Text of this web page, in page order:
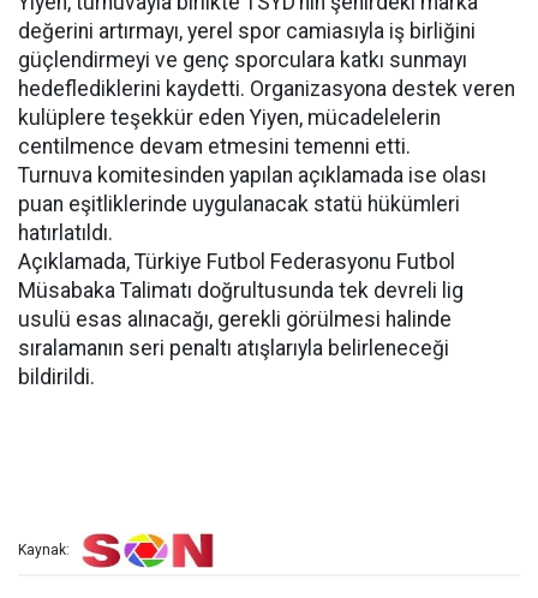
değerini artırmayı, yerel spor camiasıyla iş birliğini
güçlendirmeyi ve genç sporculara katkı sunmayı
hedeflediklerini kaydetti. Organizasyona destek veren
kulüplere teşekkür eden Yiyen, mücadelelerin
centilmence devam etmesini temenni etti.
Turnuva komitesinden yapılan açıklamada ise olası
puan eşitliklerinde uygulanacak statü hükümleri
hatırlatıldı.
Açıklamada, Türkiye Futbol Federasyonu Futbol
Müsabaka Talimatı doğrultusunda tek devreli lig
usulü esas alınacağı, gerekli görülmesi halinde
sıralamanın seri penaltı atışlarıyla belirleneceği
bildirildi.
Kaynak: